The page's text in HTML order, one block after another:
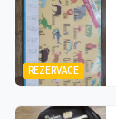
REZERVACE